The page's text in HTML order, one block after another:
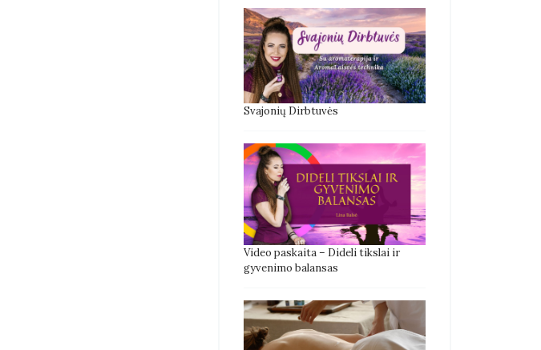
Svajonių Dirbtuvės
Video paskaita – Dideli tikslai ir
gyvenimo balansas